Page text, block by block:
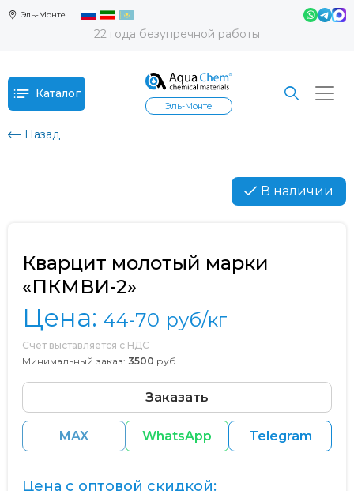
Эль-Монте
22 года безупречной работы
Каталог
Эль-Монте
Назад
В наличии
Кварцит молотый марки
«ПКМВИ-2»
Цена: 44-70 руб/кг
Счет выставляется с НДС
Минимальный заказ: 3500 руб.
Заказать
MAX WhatsApp Telegram
Цена с оптовой скидкой: